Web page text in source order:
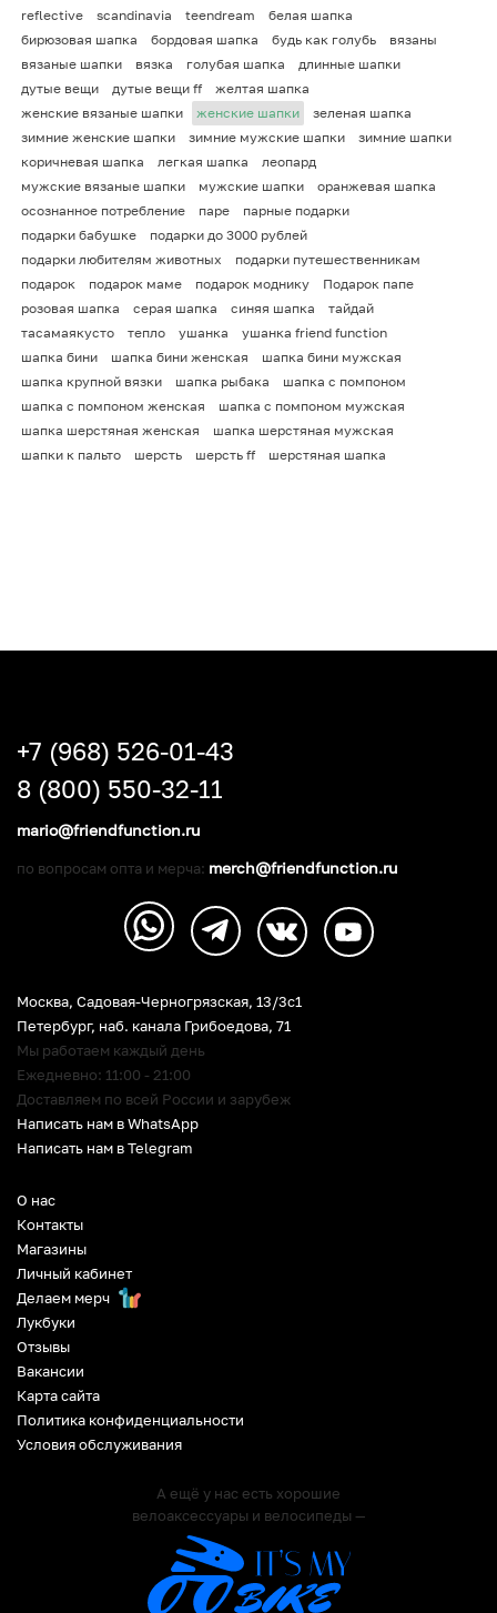
reflective
scandinavia teendream
белая шапка
бирюзовая шапка
бордовая шапка будь как голубь
вязаны
вязаные шапки
вязка голубая шапка
длинные шапки
дутые вещи
дутые вещи ff
желтая шапка
женские вязаные шапки
женские шапки
зеленая шапка
зимние женские шапки
зимние мужские шапки
зимние шапки
коричневая шапка
легкая шапка
леопард
мужские вязаные шапки
мужские шапки
оранжевая шапка
осознанное потребление
паре
парные подарки
подарки бабушке
подарки до 3000 рублей
подарки любителям животных
подарки путешественникам
подарок
подарок маме подарок моднику
Подарок папе
розовая шапка
серая шапка синяя шапка
тайдай
тасамаякусто
тепло ушанка
ушанка friend function
шапка бини
шапка бини женская
шапка бини мужская
шапка крупной вязки
шапка рыбака
шапка с помпоном
шапка с помпоном женская
шапка с помпоном мужская
шапка шерстяная женская
шапка шерстяная мужская
шапки к пальто
шерсть шерсть ff шерстяная шапка
О нас
Контакты
Магазины
Личный кабинет
Делаем мерч
Лукбуки
Отзывы
Вакансии
Карта сайта
Политика конфиденциальности
Условия обслуживания
А ещё у нас есть хорошие
велоаксессуары и велосипеды —
Москва, Садовая-Черногрязская, 13/3c1
Петербург, наб. канала Грибоедова, 71
Мы работаем каждый день
Ежедневно: 11:00 - 21:00
Доставляем по всей России и зарубеж
Написать нам в WhatsApp
Написать нам в Telegram
+7 (968) 526-01-43
8 (800) 550-32-11
mario@friendfunction.ru
по вопросам опта и мерча: merch@friendfunction.ru